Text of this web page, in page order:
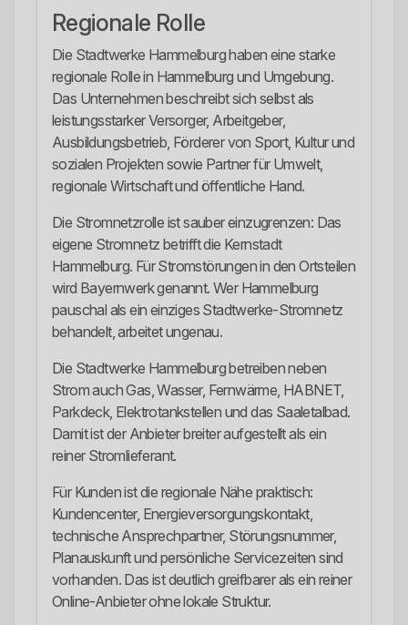
Regionale Rolle
Die Stadtwerke Hammelburg haben eine starke
regionale Rolle in Hammelburg und Umgebung.
Das Unternehmen beschreibt sich selbst als
leistungsstarker Versorger, Arbeitgeber,
Ausbildungsbetrieb, Förderer von Sport, Kultur und
sozialen Projekten sowie Partner für Umwelt,
regionale Wirtschaft und öffentliche Hand.
Die Stromnetzrolle ist sauber einzugrenzen: Das
eigene Stromnetz betrifft die Kernstadt
Hammelburg. Für Stromstörungen in den Ortsteilen
wird Bayernwerk genannt. Wer Hammelburg
pauschal als ein einziges Stadtwerke-Stromnetz
behandelt, arbeitet ungenau.
Die Stadtwerke Hammelburg betreiben neben
Strom auch Gas, Wasser, Fernwärme, HABNET,
Parkdeck, Elektrotankstellen und das Saaletalbad.
Damit ist der Anbieter breiter aufgestellt als ein
reiner Stromlieferant.
Für Kunden ist die regionale Nähe praktisch:
Kundencenter, Energieversorgungskontakt,
technische Ansprechpartner, Störungsnummer,
Planauskunft und persönliche Servicezeiten sind
vorhanden. Das ist deutlich greifbarer als ein reiner
Online-Anbieter ohne lokale Struktur.